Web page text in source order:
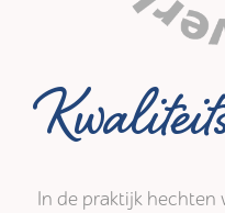
In de praktijk hechten